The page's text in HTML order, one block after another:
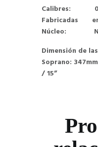
Calibres:
Fabricadas
Núcleo:
Dimensión de
Soprano:
/ 15”